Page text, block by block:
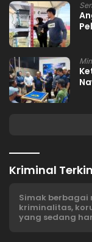
Kriminal
Simak berbagai
kriminalitas,
yang sedang